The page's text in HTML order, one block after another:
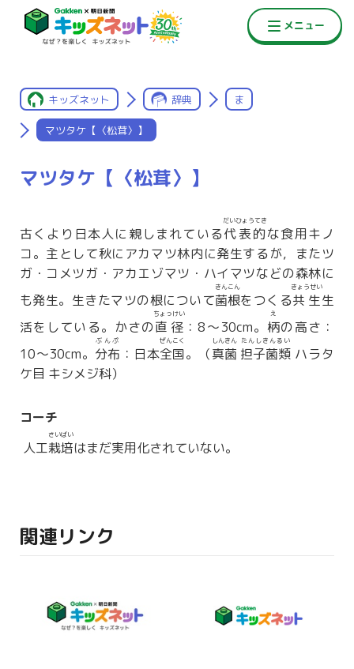
キッズネット 辞典 ま
マツタケ【〈松茸〉】
マツタケ【〈松茸〉】
古くより日本人に親しまれている代表的
だいひょうてき
な食用キノ
コ。主として秋にアカマツ林内に発生するが，またツ
ガ・コメツガ・アカエゾマツ・ハイマツなどの森林に
も発生。生きたマツの根について菌根
きんこん
をつくる共生
きょうせい
生
活をしている。かさの直径
ちょっけい
：8〜30cm。 柄
え
の高さ：
10〜30cm。 分布
ぶんぷ
：日本全国
ぜんこく
。（真菌
しんきん
担子菌類
たんしきんるい
ハラタ
ケ目 キシメジ科）
コーチ
人工栽培
さいばい
はまだ実用化されていない。
関連リンク